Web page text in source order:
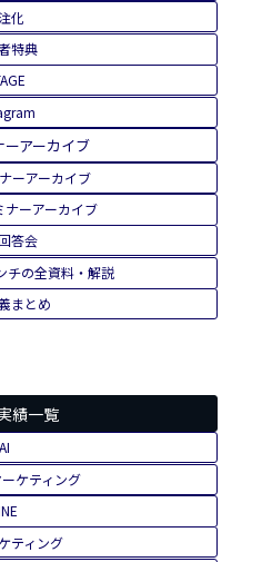
化
特典
アーカイブ
ーアーカイブ
ーアーカイブ
答会
チの全資料・解説
まとめ
績一覧
AI
ケティング
ティング